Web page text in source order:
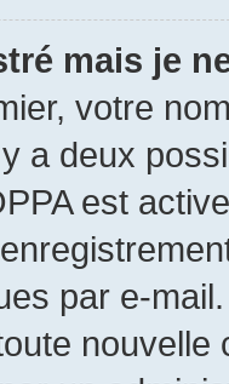
mais je
votre
a deux
est
par e-